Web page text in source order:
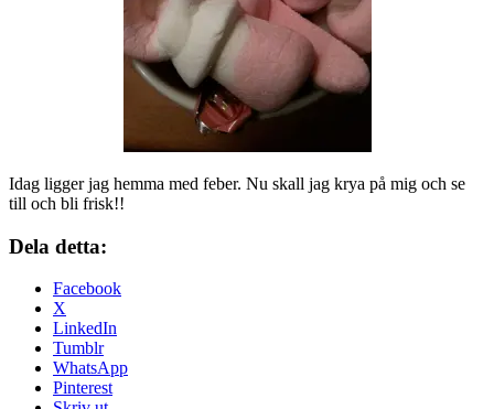
Idag ligger jag hemma med feber. Nu skall jag krya på mig och se
till och bli frisk!!
Dela detta:
Facebook
X
LinkedIn
Tumblr
WhatsApp
Pinterest